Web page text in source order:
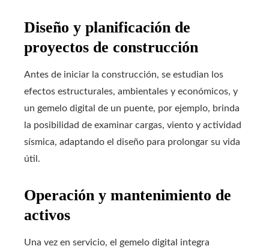
Diseño y planificación de
proyectos de construcción
Antes de iniciar la construcción, se estudian los
efectos estructurales, ambientales y económicos, y
un gemelo digital de un puente, por ejemplo, brinda
la posibilidad de examinar cargas, viento y actividad
sísmica, adaptando el diseño para prolongar su vida
útil.
Operación y mantenimiento de
activos
Una vez en servicio, el gemelo digital integra